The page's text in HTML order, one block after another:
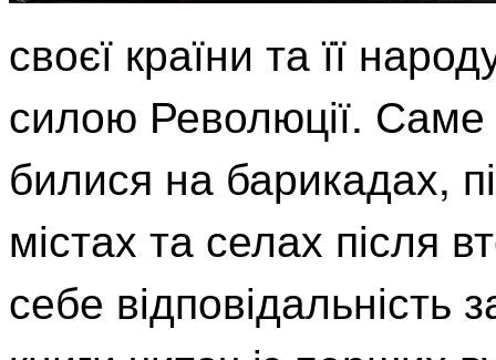
своєї країни та її
силою Революції.
билися на барикадах,
містах та селах після
себе